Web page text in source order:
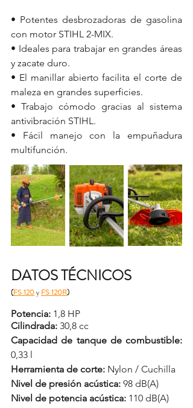
• Potentes desbrozadoras de gasolina
con motor STIHL 2-MIX.
• Ideales para trabajar en grandes áreas
y zacate duro.
• El manillar abierto facilita el corte de
maleza en grandes superficies.
• Trabajo cómodo gracias al sistema
antivibración STIHL.
• Fácil manejo con la empuñadura
multifunción.
DATOS TÉCNICOS
(FS 120 y FS 120R)
Potencia: 1,8 HP
Cilindrada: 30,8 cc
Capacidad de tanque de combustible:
0,33 l
Herramienta de corte: Nylon / Cuchilla
Nivel de presión acústica: 98 dB(A)
Nivel de potencia acústica: 110 dB(A)